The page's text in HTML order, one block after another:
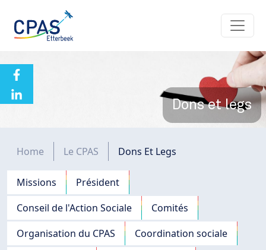
Dons et legs
Fil d'Ariane
Home Le CPAS Dons Et Legs
Navigation principale
Missions
Président
Conseil de l'Action Sociale
Comités
Organisation du CPAS
Coordination sociale